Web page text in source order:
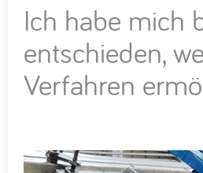
Ich habe mich
entschieden,
Verfahren